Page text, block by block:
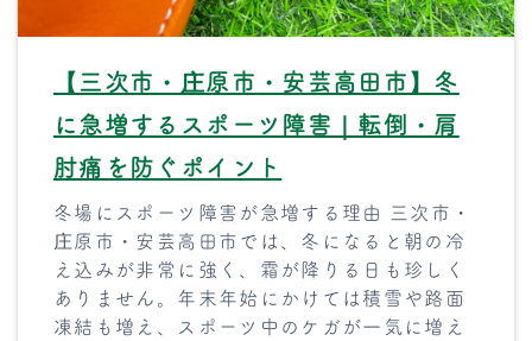
【三次市・庄原市・安芸高田市】冬
に急増するスポーツ障害｜転倒・肩
肘痛を防ぐポイント
冬場にスポーツ障害が急増する理由 三次市・
庄原市・安芸高田市では、冬になると朝の冷
え込みが非常に強く、霜が降りる日も珍しく
ありません。年末年始にかけては積雪や路面
凍結も増え、スポーツ中のケガが一気に増え